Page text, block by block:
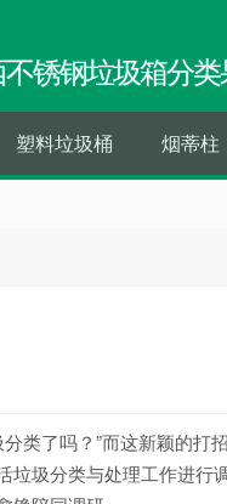
不锈钢垃圾箱分
塑料垃圾桶 烟蒂柱
类了吗？”而这新颖的打
垃圾分类与处理工作进行